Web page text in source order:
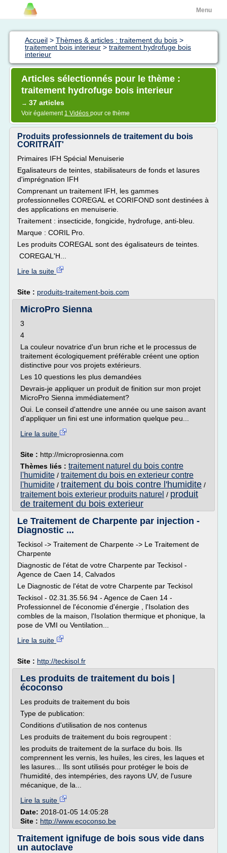
Menu
Accueil > Thèmes & articles : traitement du bois >
traitement bois interieur > traitement hydrofuge bois
interieur
Articles sélectionnés pour le thème :
traitement hydrofuge bois interieur
→ 37 articles
Voir également 1 Vidéos pour ce thème
Produits professionnels de traitement du bois
CORITRAIT'
Primaires IFH Spécial Menuiserie
Egalisateurs de teintes, stabilisateurs de fonds et lasures
d'imprégnation IFH
Comprenant un traitement IFH, les gammes
professionnelles COREGAL et CORIFOND sont destinées à
des applications en menuiserie.
Traitement : insecticide, fongicide, hydrofuge, anti-bleu.
Marque : CORIL Pro.
Les produits COREGAL sont des égalisateurs de teintes.
COREGAL'H...
Lire la suite
Site : produits-traitement-bois.com
MicroPro Sienna
3
4
La couleur novatrice d'un brun riche et le processus de
traitement écologiquement préférable créent une option
distinctive pour vos projets extérieurs.
Les 10 questions les plus demandées
Devrais-je appliquer un produit de finition sur mon projet
MicroPro Sienna immédiatement?
Oui. Le conseil d'attendre une année ou une saison avant
d'appliquer un fini est une information quelque peu...
Lire la suite
Site : http://microprosienna.com
Thèmes liés : traitement naturel du bois contre
l'humidite / traitement du bois en exterieur contre
l'humidite / traitement du bois contre l'humidite /
traitement bois exterieur produits naturel / produit
de traitement du bois exterieur
Le Traitement de Charpente par injection -
Diagnostic ...
Teckisol -> Traitement de Charpente -> Le Traitement de
Charpente
Diagnostic de l'état de votre Charpente par Teckisol -
Agence de Caen 14, Calvados
Le Diagnostic de l'état de votre Charpente par Teckisol
Teckisol - 02.31.35.56.94 - Agence de Caen 14 -
Professionnel de l'économie d'énergie , l'Isolation des
combles de la maison, l'Isolation thermique et phonique, la
pose de VMI ou Ventilation...
Lire la suite
Site : http://teckisol.fr
Les produits de traitement du bois |
écoconso
Les produits de traitement du bois
Type de publication:
Conditions d'utilisation de nos contenus
Les produits de traitement du bois regroupent :
les produits de traitement de la surface du bois. Ils
comprennent les vernis, les huiles, les cires, les laques et
les lasures... Ils sont utilisés pour protéger le bois de
l'humidité, des intempéries, des rayons UV, de l'usure
mécanique, de la...
Lire la suite
Date: 2018-01-05 14:05:28
Site : http://www.ecoconso.be
Traitement ignifuge de bois sous vide dans
un autoclave